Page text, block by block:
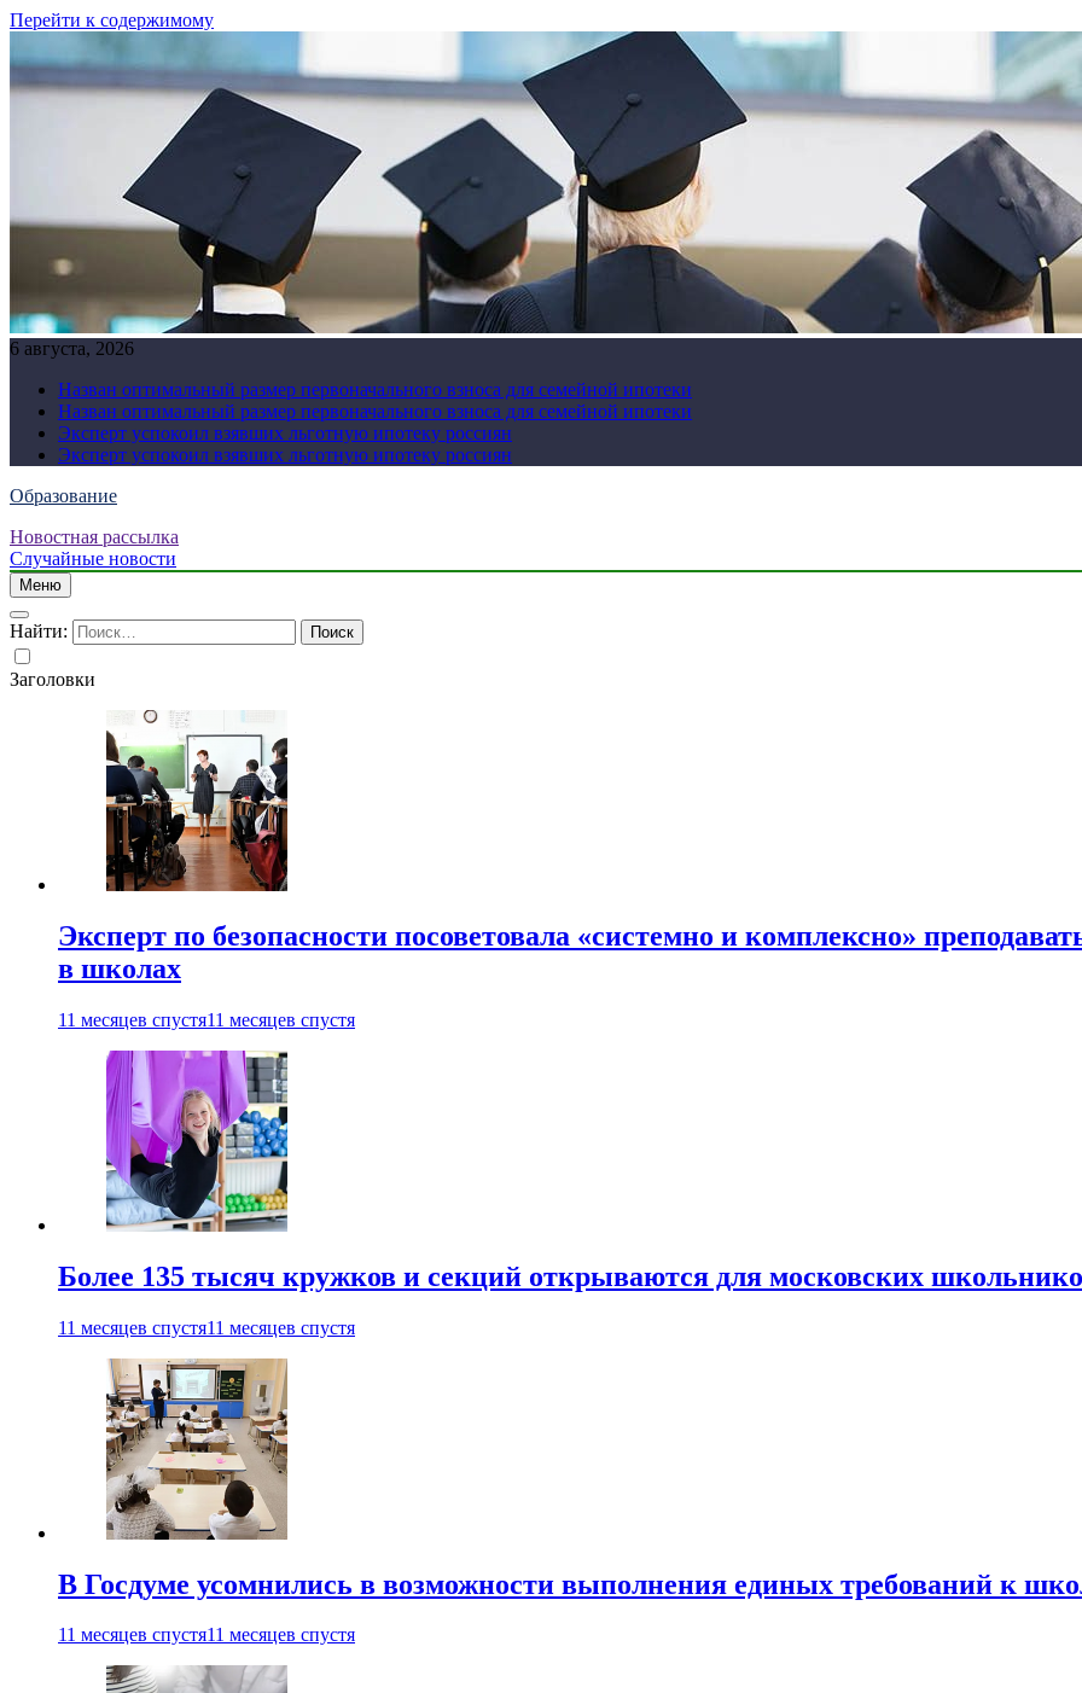
Перейти к содержимому
6 августа, 2026
Назван оптимальный размер первоначального взноса для семейной ипотеки
Назван оптимальный размер первоначального взноса для семейной ипотеки
Эксперт успокоил взявших льготную ипотеку россиян
Эксперт успокоил взявших льготную ипотеку россиян
Образование
Новостная рассылка
Случайные новости
Меню
Найти:
Заголовки
Эксперт по безопасности посоветовала «системно и комплексно»
в школах
11 месяцев спустя11 месяцев спустя
Более 135 тысяч кружков и секций открываются для московских
11 месяцев спустя11 месяцев спустя
В Госдуме усомнились в возможности выполнения единых требований к
11 месяцев спустя11 месяцев спустя